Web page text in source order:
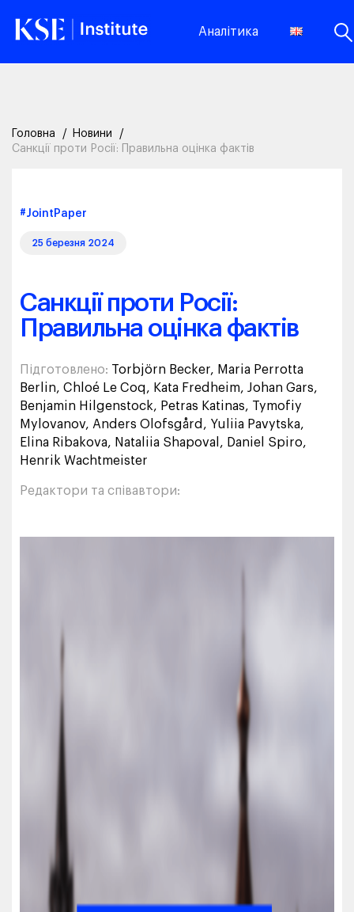
Аналітика
Головна
Новини
Санкції проти Росії: Правильна оцінка фактів
#JointPaper
25 березня 2024
Санкції проти Росії:
Правильна оцінка фактів
Підготовлено: Torbjörn Becker, Maria Perrotta
Berlin, Chloé Le Coq, Kata Fredheim, Johan Gars,
Benjamin Hilgenstock, Petras Katinas, Tymofiy
Mylovanov, Anders Olofsgård, Yuliia Pavytska,
Elina Ribakova, Nataliia Shapoval, Daniel Spiro,
Henrik Wachtmeister
Редактори та співавтори: